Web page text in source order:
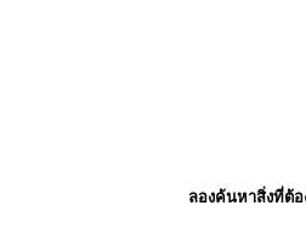
ลองค้นหาสิ่งที่ต้อ